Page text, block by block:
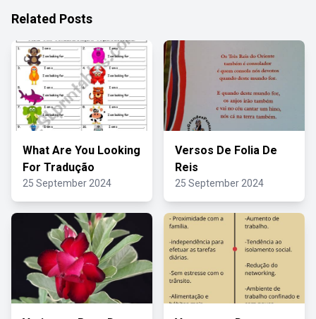
Related Posts
What Are You Looking
For Tradução
25 September 2024
Versos De Folia De
Reis
25 September 2024